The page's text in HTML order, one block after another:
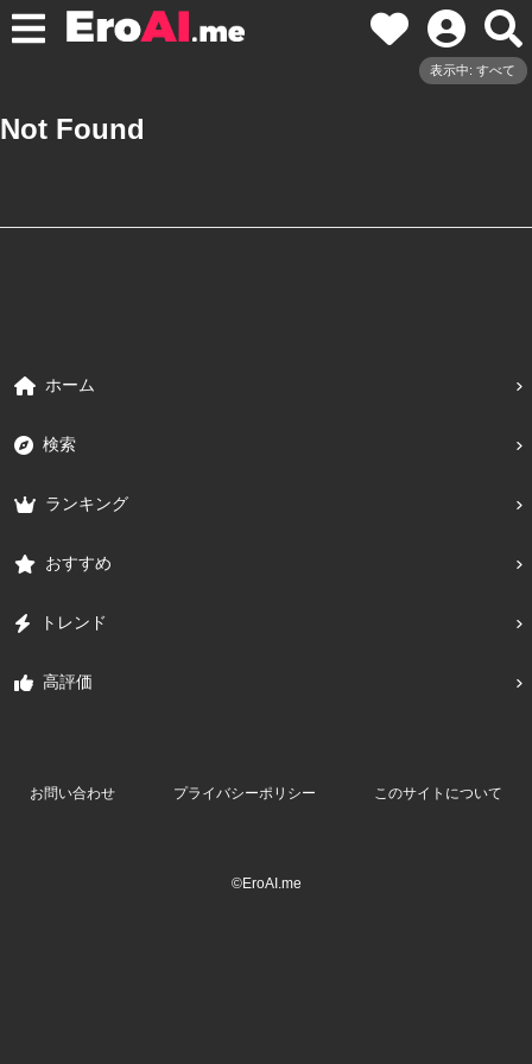
表示中: すべて
Not Found
ホーム
検索
ランキング
おすすめ
トレンド
高評価
お問い合わせ プライバシーポリシー このサイトについて
©EroAI.me